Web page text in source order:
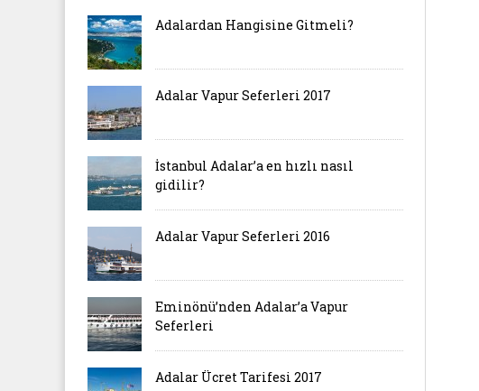
Adalardan Hangisine Gitmeli?
Adalar Vapur Seferleri 2017
İstanbul Adalar’a en hızlı nasıl
gidilir?
Adalar Vapur Seferleri 2016
Eminönü’nden Adalar’a Vapur
Seferleri
Adalar Ücret Tarifesi 2017